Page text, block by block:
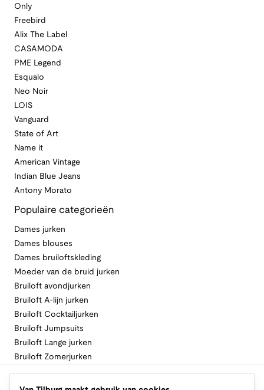
Only
Freebird
Alix The Label
CASAMODA
PME Legend
Esqualo
Neo Noir
LOIS
Vanguard
State of Art
Name it
American Vintage
Indian Blue Jeans
Antony Morato
Populaire categorieën
Dames jurken
Dames blouses
Dames bruiloftskleding
Moeder van de bruid jurken
Bruiloft avondjurken
Bruiloft A-lijn jurken
Bruiloft Cocktailjurken
Bruiloft Jumpsuits
Bruiloft Lange jurken
Bruiloft Zomerjurken